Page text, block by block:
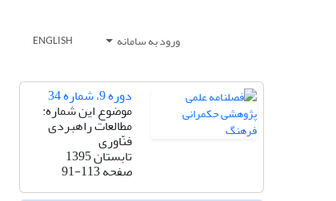
ورود به سامانه ENGLISH
دوره 9، شماره 34
موضوع این شماره:
مطالعات راهبردی
فنّاوری
تابستان 1395
صفحه91-113